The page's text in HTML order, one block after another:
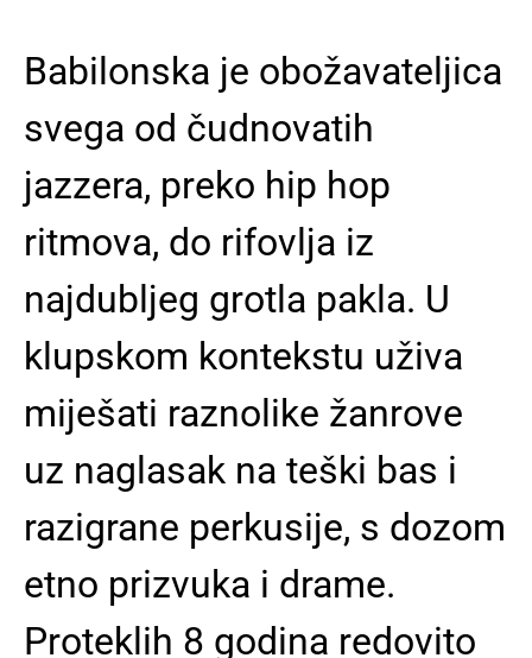
Babilonska je obožavateljica
svega od čudnovatih
jazzera, preko hip hop
ritmova, do rifovlja iz
najdubljeg grotla pakla. U
klupskom kontekstu uživa
miješati raznolike žanrove
uz naglasak na teški bas i
razigrane perkusije, s dozom
etno prizvuka i drame.
Proteklih 8 godina redovito